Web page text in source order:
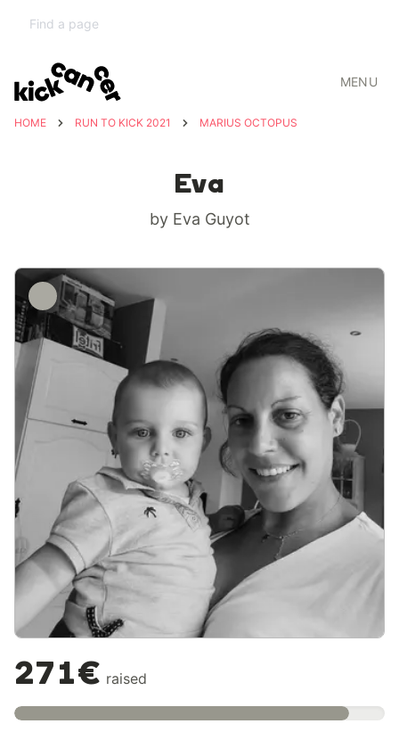
MENU
HOME RUN TO KICK 2021 MARIUS OCTOPUS
Eva
by Eva Guyot
271€ raised